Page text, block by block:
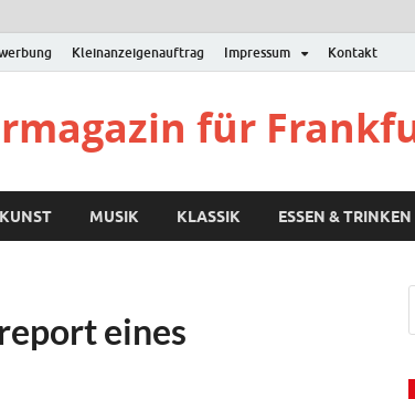
Kleinanzeigenauftrag Impressum Kontakt
für
KUNST MUSIK KLASSIK ESSEN & TRINKEN
eines